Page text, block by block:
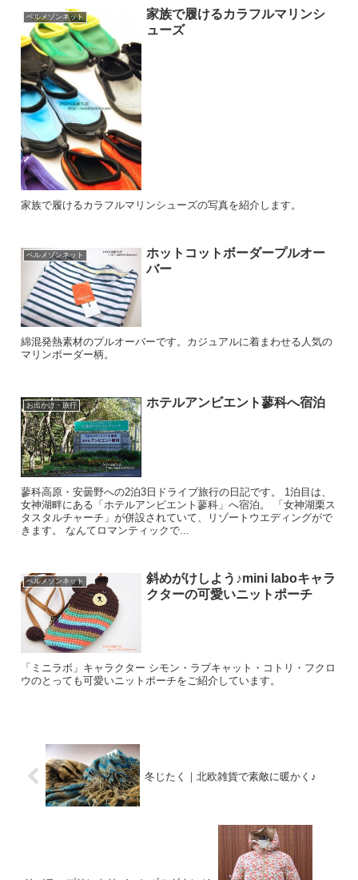
ベルメゾンネット
家族で履けるカラフルマリンシ
ューズ
家族で履けるカラフルマリンシューズの写真を紹介します。
ベルメゾンネット
ホットコットボーダープルオー
バー
綿混発熱素材のプルオーバーです。カジュアルに着まわせる人気の
マリンボーダー柄。
お出かけ・旅行 ホテルアンビエント蓼科へ宿泊
蓼科高原・安曇野への2泊3日ドライブ旅行の日記です。 1泊目は、
女神湖畔にある「ホテルアンビエント蓼科」へ宿泊。 「女神湖栗ス
タスタルチャーチ」が併設されていて、リゾートウエディングがで
きます。 なんてロマンティックで...
ベルメゾンネット
斜めがけしよう♪mini laboキャラ
クターの可愛いニットポーチ
「ミニラボ」キャラクター シモン・ラブキャット・コトリ・フクロ
ウのとっても可愛いニットポーチをご紹介しています。
冬じたく｜北欧雑貨で素敵に暖かく♪